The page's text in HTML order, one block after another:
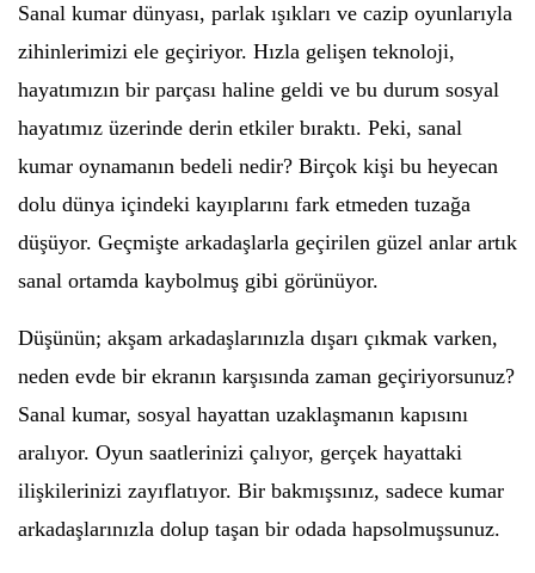
Sanal kumar dünyası, parlak ışıkları ve cazip oyunlarıyla
zihinlerimizi ele geçiriyor. Hızla gelişen teknoloji,
hayatımızın bir parçası haline geldi ve bu durum sosyal
hayatımız üzerinde derin etkiler bıraktı. Peki, sanal
kumar oynamanın bedeli nedir? Birçok kişi bu heyecan
dolu dünya içindeki kayıplarını fark etmeden tuzağa
düşüyor. Geçmişte arkadaşlarla geçirilen güzel anlar artık
sanal ortamda kaybolmuş gibi görünüyor.
Düşünün; akşam arkadaşlarınızla dışarı çıkmak varken,
neden evde bir ekranın karşısında zaman geçiriyorsunuz?
Sanal kumar, sosyal hayattan uzaklaşmanın kapısını
aralıyor. Oyun saatlerinizi çalıyor, gerçek hayattaki
ilişkilerinizi zayıflatıyor. Bir bakmışsınız, sadece kumar
arkadaşlarınızla dolup taşan bir odada hapsolmuşsunuz.